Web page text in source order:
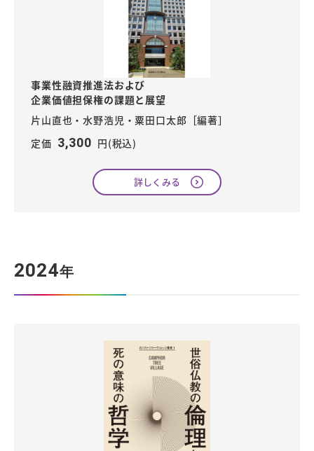
事業性融資推進法および
企業価値担保権の課題と展望
片山直也・水野浩児・粟田口太郎［編著］
定価 3,300 円(税込)
詳しくみる
2024年